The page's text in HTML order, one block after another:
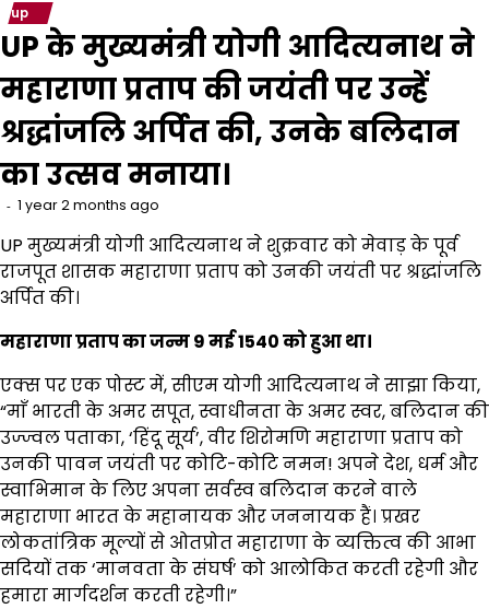
up
UP के मुख्यमंत्री योगी आदित्यनाथ ने
महाराणा प्रताप की जयंती पर उन्हें
श्रद्धांजलि अर्पित की, उनके बलिदान
का उत्सव मनाया।
1 year 2 months ago
UP मुख्यमंत्री योगी आदित्यनाथ ने शुक्रवार को मेवाड़ के पूर्व
राजपूत शासक महाराणा प्रताप को उनकी जयंती पर श्रद्धांजलि
अर्पित की।
महाराणा प्रताप का जन्म 9 मई 1540 को हुआ था।
एक्स पर एक पोस्ट में, सीएम योगी आदित्यनाथ ने साझा किया,
“माँ भारती के अमर सपूत, स्वाधीनता के अमर स्वर, बलिदान की
उज्ज्वल पताका, ‘हिंदू सूर्य’, वीर शिरोमणि महाराणा प्रताप को
उनकी पावन जयंती पर कोटि-कोटि नमन! अपने देश, धर्म और
स्वाभिमान के लिए अपना सर्वस्व बलिदान करने वाले
महाराणा भारत के महानायक और जननायक हैं। प्रखर
लोकतांत्रिक मूल्यों से ओतप्रोत महाराणा के व्यक्तित्व की आभा
सदियों तक ‘मानवता के संघर्ष’ को आलोकित करती रहेगी और
हमारा मार्गदर्शन करती रहेगी।”